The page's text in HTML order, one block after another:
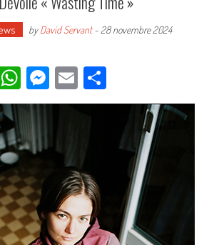
byDavid Servant- 28 novembre 2024
WhatsApp
Messenger
EmailPartager